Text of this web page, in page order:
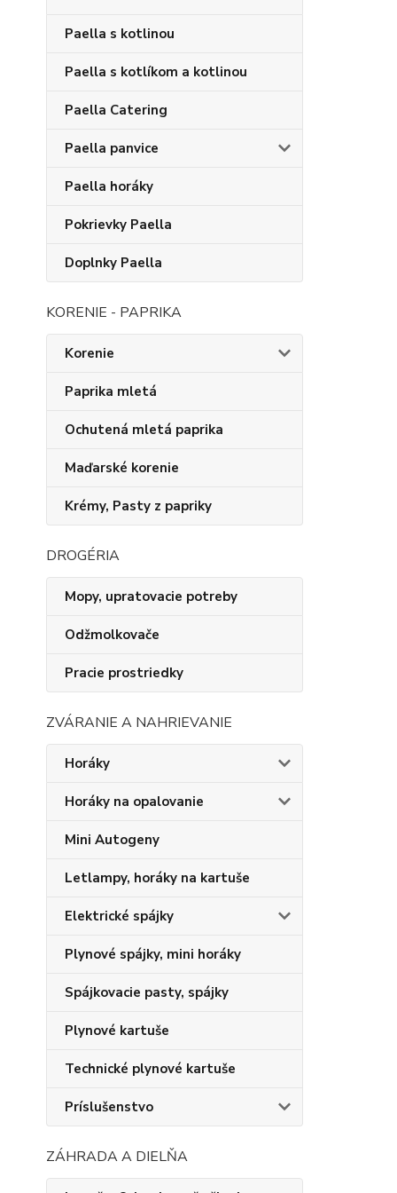
Paella s kotlinou
Paella s kotlíkom a kotlinou
Paella Catering
Paella panvice
Paella horáky
Pokrievky Paella
Doplnky Paella
KORENIE - PAPRIKA
Korenie
Paprika mletá
Ochutená mletá paprika
Maďarské korenie
Krémy, Pasty z papriky
DROGÉRIA
Mopy, upratovacie potreby
Odžmolkovače
Pracie prostriedky
ZVÁRANIE A NAHRIEVANIE
Horáky
Horáky na opalovanie
Mini Autogeny
Letlampy, horáky na kartuše
Elektrické spájky
Plynové spájky, mini horáky
Spájkovacie pasty, spájky
Plynové kartuše
Technické plynové kartuše
Príslušenstvo
ZÁHRADA A DIELŇA